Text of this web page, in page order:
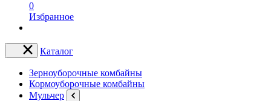
0
Избранное
Каталог
Зерноуборочные комбайны
Кормоуборочные комбайны
Мульчер